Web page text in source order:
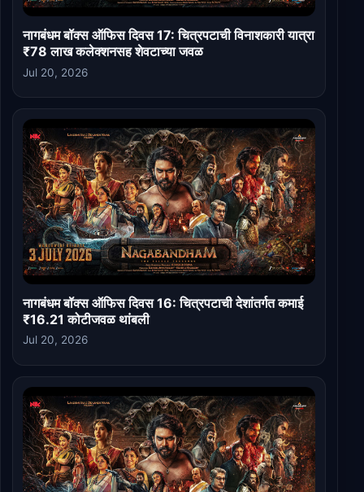
नागबंधम बॉक्स ऑफिस दिवस 17: चित्रपटाची विनाशकारी यात्रा
₹78 लाख कलेक्शनसह शेवटाच्या जवळ
Jul 20, 2026
नागबंधम बॉक्स ऑफिस दिवस 16: चित्रपटाची देशांतर्गत कमाई
₹16.21 कोटीजवळ थांबली
Jul 20, 2026